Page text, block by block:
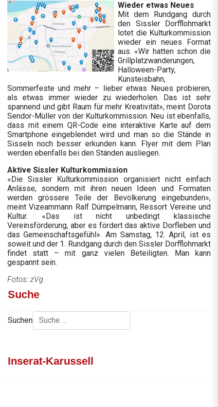
Wieder etwas Neues
Mit dem Rundgang durch
den Sissler Dorfflohmarkt
lotet die Kulturkommission
wieder ein neues Format
aus. «Wir hatten schon die
Grillplatzwanderungen,
Halloween-Party,
Kunsteisbahn,
Sommerfeste und mehr – lieber etwas Neues probieren,
als etwas immer wieder zu wiederholen. Das ist sehr
spannend und gibt Raum für mehr Kreativität», meint Dorota
Sendor-Müller von der Kulturkommission. Neu ist ebenfalls,
dass mit einem QR-Code eine interaktive Karte auf dem
Smartphone eingeblendet wird und man so die Stände in
Sisseln noch besser erkunden kann. Flyer mit dem Plan
werden ebenfalls bei den Ständen ausliegen.
Aktive Sissler Kulturkommission
«Die Sissler Kulturkommission organisiert nicht einfach
Anlässe, sondern mit ihren neuen Ideen und Formaten
werden grössere Teile der Bevölkerung eingebunden»,
meint Vizeammann Ralf Dümpelmann, Ressort Vereine und
Kultur. «Das ist nicht unbedingt klassische
Vereinsförderung, aber es fördert das aktive Dorfleben und
das Gemeinschaftsgefühl». Am Samstag, 12. April, ist es
soweit und der 1. Rundgang durch den Sissler Dorfflohmarkt
findet statt – mit ganz vielen Beteiligten. Man kann
gespannt sein.
Fotos: zVg
Suche
Suchen
Inserat-Karussell